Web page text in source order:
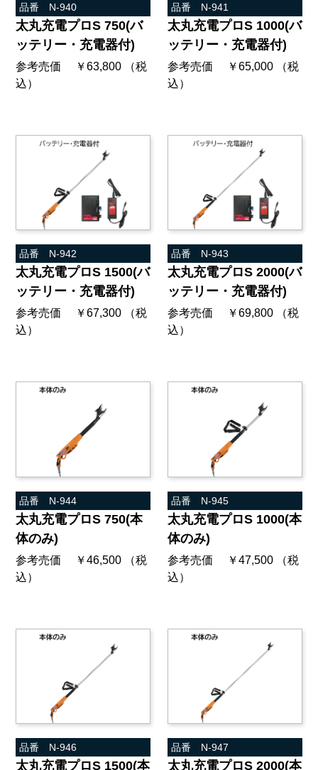
品番 N-940
太丸充電プロS 750(バ
ッテリー・充電器付)
参考売価 ￥63,800 （税
込）
品番 N-941
太丸充電プロS 1000(バ
ッテリー・充電器付)
参考売価 ￥65,000 （税
込）
品番 N-942
太丸充電プロS 1500(バ
ッテリー・充電器付)
参考売価 ￥67,300 （税
込）
品番 N-943
太丸充電プロS 2000(バ
ッテリー・充電器付)
参考売価 ￥69,800 （税
込）
品番 N-944
太丸充電プロS 750(本
体のみ)
参考売価 ￥46,500 （税
込）
品番 N-945
太丸充電プロS 1000(本
体のみ)
参考売価 ￥47,500 （税
込）
品番 N-946
太丸充電プロS 1500(本
品番 N-947
太丸充電プロS 2000(本